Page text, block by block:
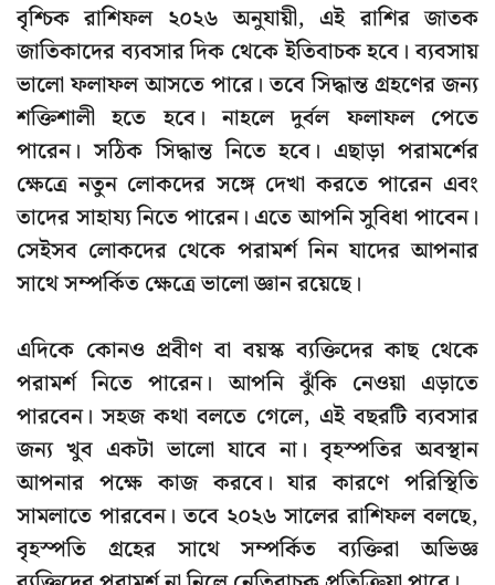
বৃশ্চিক রাশিফল ২০২৬ অনুযায়ী, এই রাশির জাতক
জাতিকাদের ব্যবসার দিক থেকে ইতিবাচক হবে। ব্যবসায়
ভালো ফলাফল আসতে পারে। তবে সিদ্ধান্ত গ্রহণের জন্য
শক্তিশালী হতে হবে। নাহলে দুর্বল ফলাফল পেতে
পারেন। সঠিক সিদ্ধান্ত নিতে হবে। এছাড়া পরামর্শের
ক্ষেত্রে নতুন লোকদের সঙ্গে দেখা করতে পারেন এবং
তাদের সাহায্য নিতে পারেন। এতে আপনি সুবিধা পাবেন।
সেইসব লোকদের থেকে পরামর্শ নিন যাদের আপনার
সাথে সম্পর্কিত ক্ষেত্রে ভালো জ্ঞান রয়েছে।
এদিকে কোনও প্রবীণ বা বয়স্ক ব্যক্তিদের কাছ থেকে
পরামর্শ নিতে পারেন। আপনি ঝুঁকি নেওয়া এড়াতে
পারবেন। সহজ কথা বলতে গেলে, এই বছরটি ব্যবসার
জন্য খুব একটা ভালো যাবে না। বৃহস্পতির অবস্থান
আপনার পক্ষে কাজ করবে। যার কারণে পরিস্থিতি
সামলাতে পারবেন। তবে ২০২৬ সালের রাশিফল বলছে,
বৃহস্পতি গ্রহের সাথে সম্পর্কিত ব্যক্তিরা অভিজ্ঞ